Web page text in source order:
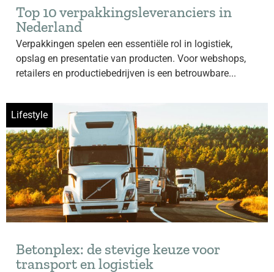
Top 10 verpakkingsleveranciers in
Nederland
Verpakkingen spelen een essentiële rol in logistiek,
opslag en presentatie van producten. Voor webshops,
retailers en productiebedrijven is een betrouwbare...
Lifestyle
Betonplex: de stevige keuze voor
transport en logistiek